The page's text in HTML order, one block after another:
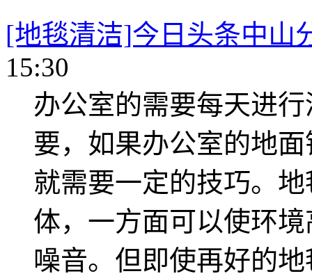
[地毯清洁]今日头条中山
15:30
办公室的需要每天进
要，如果办公室的地
就需要一定的技巧。
体，一方面可以使环
噪音。但即使再好的